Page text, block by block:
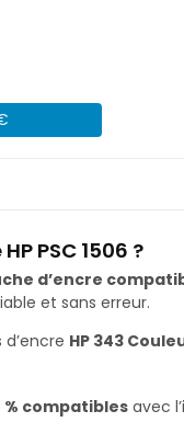
PSC 1506 ?
d’encre
et sans erreur.
HP 343
% compatibles avec